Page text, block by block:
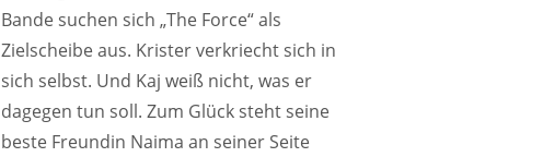
Bande suchen sich „The Force“ als
Zielscheibe aus. Krister verkriecht sich in
sich selbst. Und Kaj weiß nicht, was er
dagegen tun soll. Zum Glück steht seine
beste Freundin Naima an seiner Seite